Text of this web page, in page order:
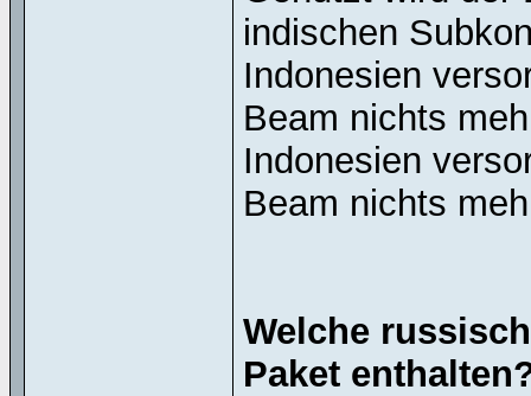
indischen
Indonesien
Beam nichts
Indonesien
Beam nichts
Welche
Paket